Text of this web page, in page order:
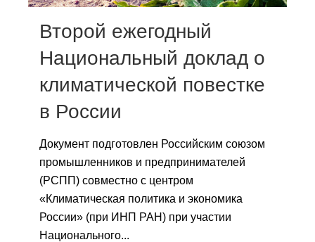
Противодействие коррупции
Материалы для СМИ
Публикации
Научная жизнь
Издания
Проблемы прогнозирования
О журнале
Номера журналов
Второй ежегодный
Национальный доклад о
климатической повестке
в России
Документ подготовлен Российским союзом
промышленников и предпринимателей
(РСПП) совместно с центром
«Климатическая политика и экономика
России» (при ИНП РАН) при участии
Национального...